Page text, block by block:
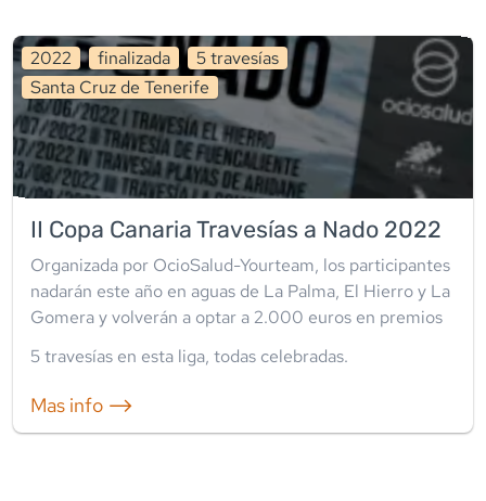
2022 finalizada 5travesías
Santa Cruz de Tenerife
II Copa Canaria Travesías a Nado 2022
Organizada por OcioSalud-Yourteam, los participantes
nadarán este año en aguas de La Palma, El Hierro y La
Gomera y volverán a optar a 2.000 euros en premios
5travesías en esta liga, todas celebradas.
Mas info ⟶